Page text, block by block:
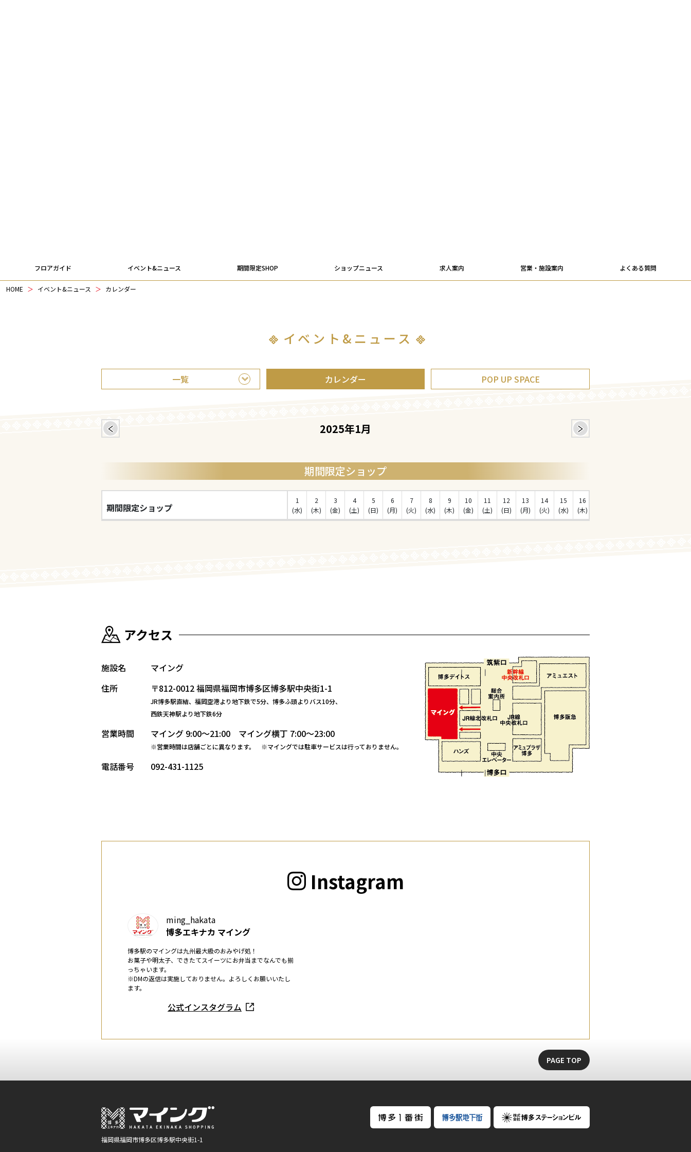
フロアガイド イベント&ニュース 期間限定SHOP ショップニュース 求人案内 営業・施設案内 よくある質問
HOME イベント&ニュース カレンダー
イベント&ニュース
一覧 カレンダー POP UP SPACE
＜ 2025年1月 ＞
期間限定ショップ
期間限定ショップ
1
(水)
2
(木)
3
(金)
4
(土)
5
(日)
6
(月)
7
(火)
8
(水)
9
(木)
10
(金)
11
(土)
12
(日)
13
(月)
14
(火)
15
(水)
16
(木)
アクセス
施設名
マイング
住所
〒812-0012福岡県福岡市博多区博多駅中央街1-1
JR博多駅直結、福岡空港より地下鉄で5分、博多ふ頭よりバス10分、
西鉄天神駅より地下鉄6分
営業時間 マイング 9:00～21:00 マイング横丁 7:00～23:00
※営業時間は店舗ごとに異なります。 ※マイングでは駐車サービスは行っておりません。
電話番号 092-431-1125
Instagram
ming_hakata
博多エキナカ マイング
博多駅のマイングは九州最大級のおみやげ処！
お菓子や明太子、できたてスイーツにお弁当までなんでも揃
っちゃいます。
※DMの返信は実施しておりません。よろしくお願いいたし
ます。
公式インスタグラム
PAGE TOP
福岡県福岡市博多区博多駅中央街1-1